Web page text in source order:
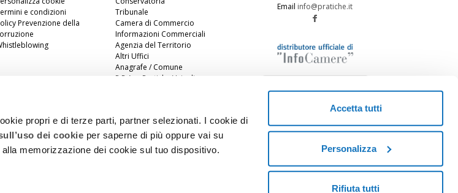
propri e di terze parti, partner selezionati. I cookie di
dei cookie per saperne di più oppure vai su
memorizzazione dei cookie sul tuo dispositivo.
Accetta tutti
Personalizza
Rifiuta tutti
e condizioni
Prevenzione della
Tribunale
Camera di Commercio
Informazioni Commerciali
Agenzia del Territorio
Altri Uffici
Anagrafe / Comune
P.R.A. e Pratiche Veicoli
Email info@pratiche.it